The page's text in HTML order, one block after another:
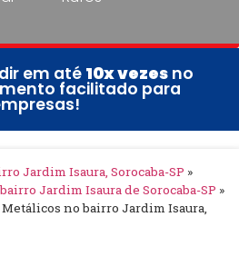
em até 10x vezes no
facilitado para
Jardim Isaura, Sorocaba-SP »
Jardim Isaura de Sorocaba-SP »
no bairro Jardim Isaura,